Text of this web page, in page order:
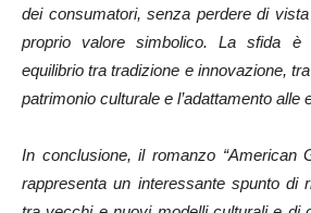
dei consumatori, senza perdere di
proprio valore simbolico. La sfida
equilibrio tra tradizione e innovazione,
patrimonio culturale e l’adattamento alle
In conclusione, il romanzo “American
rappresenta un interessante spunto di